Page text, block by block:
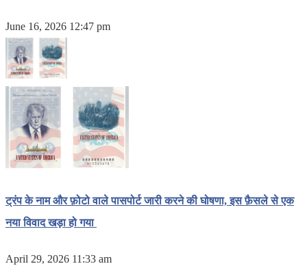
June 16, 2026 12:47 pm
ट्रंप के नाम और फ़ोटो वाले पासपोर्ट जारी करने की घोषणा, इस फ़ैसले से एक
नया विवाद खड़ा हो गया
April 29, 2026 11:33 am